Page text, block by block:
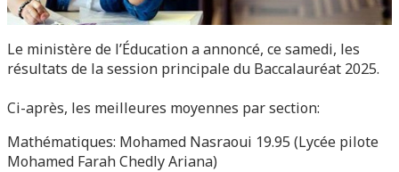
Le ministère de l’Éducation a annoncé, ce samedi, les
résultats de la session principale du Baccalauréat 2025.
Ci-après, les meilleures moyennes par section:
Mathématiques: Mohamed Nasraoui 19.95 (Lycée pilote
Mohamed Farah Chedly Ariana)